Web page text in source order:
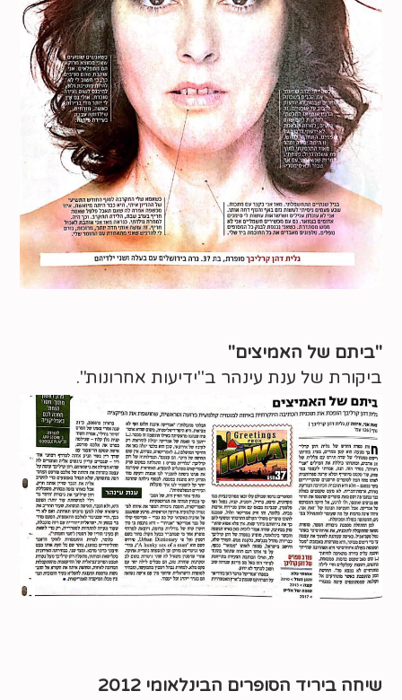
"ביתם של האמיצים"
ביקורת של ענת עינהר ב"ידיעות אחרונות".
שיחה ביריד הסופרים הבינלאומי 2012